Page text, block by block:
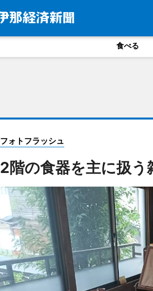
食べる
フォトフラッシュ
2階の食器を主に扱う